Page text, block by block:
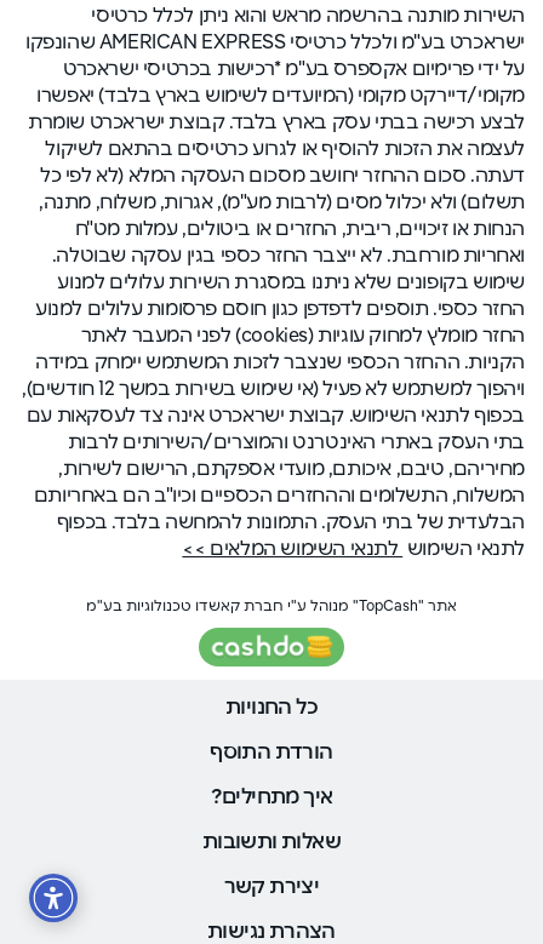
השירות מותנה בהרשמה מראש והוא ניתן לכלל כרטיסי
ישראכרט בע"מ ולכלל כרטיסי AMERICAN EXPRESS שהונפקו
על ידי פרימיום אקספרס בע"מ *רכישות בכרטיסי ישראכרט
מקומי/דיירקט מקומי (המיועדים לשימוש בארץ בלבד) יאפשרו
לבצע רכישה בבתי עסק בארץ בלבד. קבוצת ישראכרט שומרת
לעצמה את הזכות להוסיף או לגרוע כרטיסים בהתאם לשיקול
דעתה. סכום ההחזר יחושב מסכום העסקה המלא (לא לפי כל
תשלום) ולא יכלול מסים (לרבות מע"מ), אגרות, משלוח, מתנה,
הנחות או זיכויים, ריבית, החזרים או ביטולים, עמלות מט"ח
ואחריות מורחבת. לא ייצבר החזר כספי בגין עסקה שבוטלה.
שימוש בקופונים שלא ניתנו במסגרת השירות עלולים למנוע
החזר כספי. תוספים לדפדפן כגון חוסם פרסומות עלולים למנוע
החזר מומלץ למחוק עוגיות (cookies) לפני המעבר לאתר
הקניות. ההחזר הכספי שנצבר לזכות המשתמש יימחק במידה
ויהפוך למשתמש לא פעיל (אי שימוש בשירות במשך 12 חודשים),
בכפוף לתנאי השימוש. קבוצת ישראכרט אינה צד לעסקאות עם
בתי העסק באתרי האינטרנט והמוצרים/השירותים לרבות
מחיריהם, טיבם, איכותם, מועדי אספקתם, הרישום לשירות,
המשלוח, התשלומים וההחזרים הכספיים וכיו"ב הם באחריותם
הבלעדית של בתי העסק. התמונות להמחשה בלבד. בכפוף
לתנאי השימוש לתנאי השימוש המלאים >>
אתר "TopCash" מנוהל ע"י חברת קאשדו טכנולוגיות בע"מ
כל החנויות
הורדת התוסף
איך מתחילים?
שאלות ותשובות
יצירת קשר
הצהרת נגישות